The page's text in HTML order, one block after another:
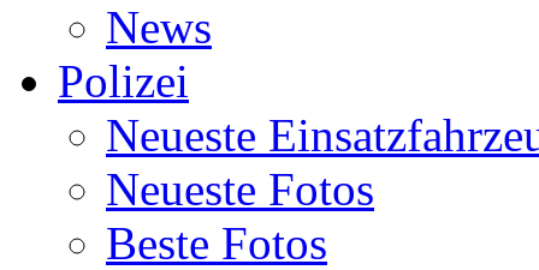
News
Polizei
Neueste
Neueste Fotos
Beste Fotos